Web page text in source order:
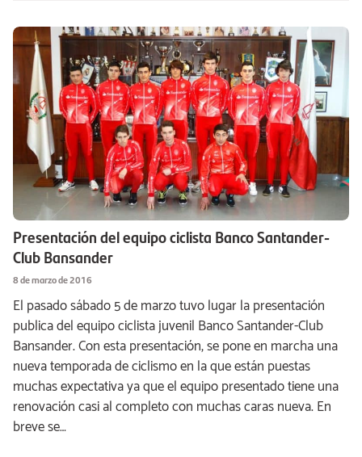
Presentación del equipo ciclista Banco Santander-
Club Bansander
8 de marzo de 2016
El pasado sábado 5 de marzo tuvo lugar la presentación
publica del equipo ciclista juvenil Banco Santander-Club
Bansander. Con esta presentación, se pone en marcha una
nueva temporada de ciclismo en la que están puestas
muchas expectativa ya que el equipo presentado tiene una
renovación casi al completo con muchas caras nueva. En
breve se…